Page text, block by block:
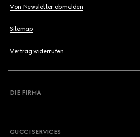
Von Newsletter abmelden
Sitemap
Vertrag widerrufen
DIE FIRMA
GUCCI SERVICES